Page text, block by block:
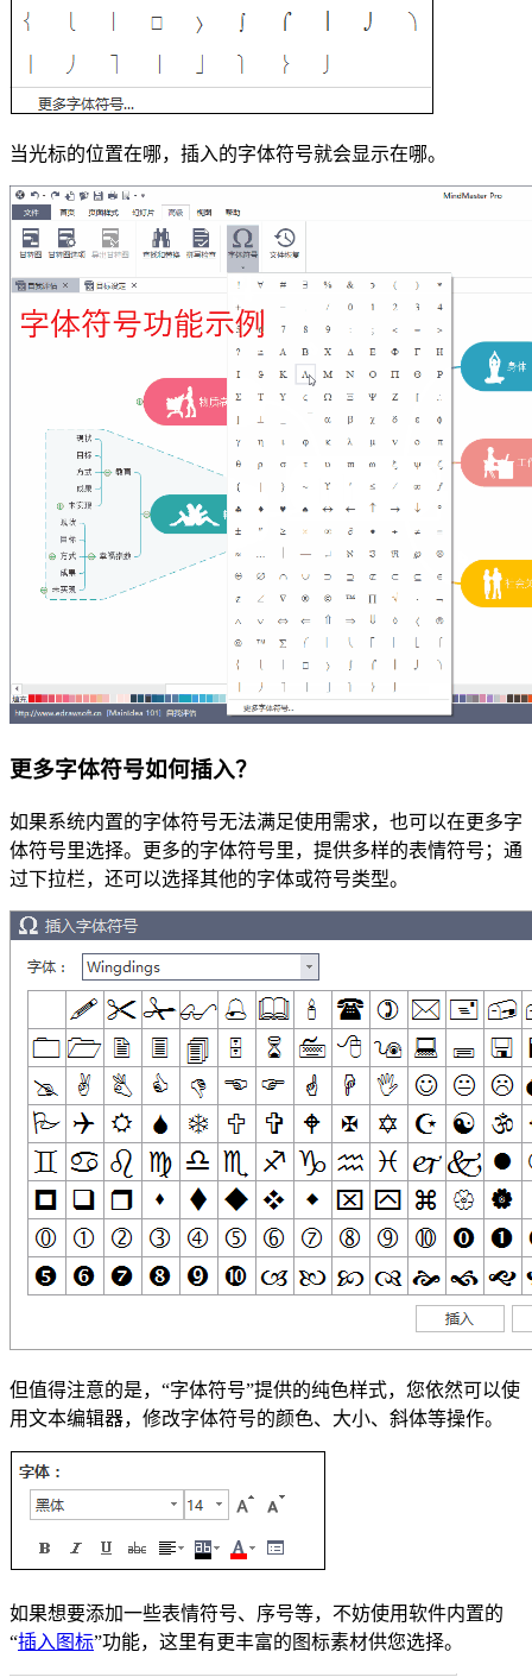
当光标的位置在哪，插入的字体符号就会显示在哪。
更多字体符号如何插入？
如果系统内置的字体符号无法满足使用需求，也可以在更多字
体符号里选择。更多的字体符号里，提供多样的表情符号；通
过下拉栏，还可以选择其他的字体或符号类型。
但值得注意的是，“字体符号”提供的纯色样式，您依然可以使
用文本编辑器，修改字体符号的颜色、大小、斜体等操作。
如果想要添加一些表情符号、序号等，不妨使用软件内置的
“插入图标”功能，这里有更丰富的图标素材供您选择。